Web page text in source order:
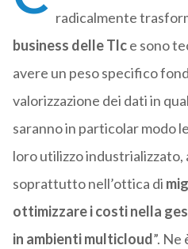
radicalmente
business delle Tlce sono
avere un peso specifico
valorizzazione dei dati in
saranno in particolar modo
loro utilizzo industrializzato,
soprattutto nell’ottica di
ottimizzare i costi nella
in ambienti multicloud”.